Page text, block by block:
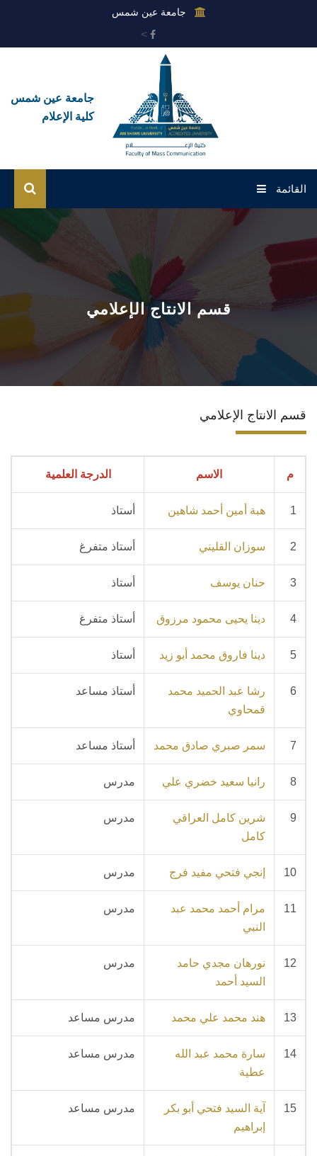
جامعة عين شمس
>
جامعة عين شمس
كلية الإعلام
القائمة
عن الكلية
القطاعات
الأقسام
البرامج الدراسية
قسم الانتاج الإعلامي
قسم الانتاج الإعلامي
م الاسم الدرجة العلمية
1 هبة أمين أحمد شاهين أستاذ
2 سوزان القليني أستاذ متفرغ
3 حنان يوسف أستاذ
4 دينا يحيى محمود مرزوق أستاذ متفرغ
5 دينا فاروق محمد أبو زيد أستاذ
6
رشا عبد الحميد محمد
قمحاوي
أستاذ مساعد
7 سمر صبري صادق محمد أستاذ مساعد
8 رانيا سعيد خضري علي مدرس
9
شرين كامل العراقي
كامل
مدرس
10 إنجي فتحي مفيد فرج مدرس
11
مرام أحمد محمد عبد
النبي
مدرس
12
نورهان مجدي حامد
السيد أحمد
مدرس
13 هند محمد علي محمد مدرس مساعد
14
سارة محمد عبد الله
عطية
مدرس مساعد
15
آية السيد فتحي أبو بكر
إبراهيم
مدرس مساعد